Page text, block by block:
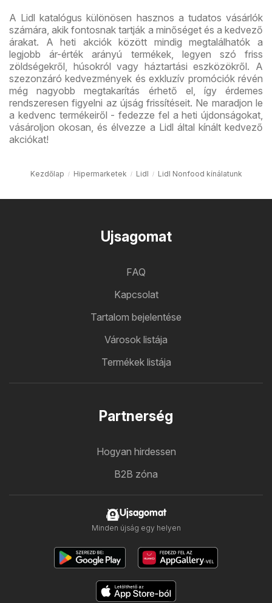
A Lidl katalógus különösen hasznos a tudatos vásárlók
számára, akik fontosnak tartják a minőséget és a kedvező
árakat. A heti akciók között mindig megtalálhatók a
legjobb ár-érték arányú termékek, legyen szó friss
zöldségekről, húsokról vagy háztartási eszközökről. A
szezonzáró kedvezmények és exkluzív promóciók révén
még nagyobb megtakarítás érhető el, így érdemes
rendszeresen figyelni az újság frissítéseit. Ne maradjon le
a kedvenc termékeiről - fedezze fel a heti újdonságokat,
vásároljon okosan, és élvezze a Lidl által kínált kedvező
akciókat!
Kezdőlap Hipermarketek Lidl Lidl Nonfood kínálatunk
Ujsagomat
FAQ
Kapcsolat
Tartalom bejelentése
Városok listája
Termékek listája
Partnerség
Hogyan hirdessen
B2B zóna
Ujsagomat
Minden újság egy helyen